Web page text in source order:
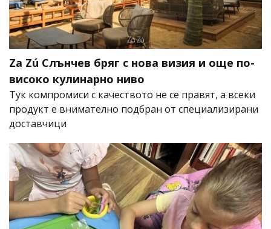
Za Zú Слънчев бряг с нова визия и още по-
високо кулинарно ниво
Тук компромиси с качеството не се правят, а всеки
продукт е внимателно подбран от специализирани
доставчици